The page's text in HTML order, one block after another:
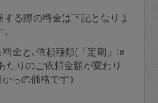
る際の料金は下記となりま
金と､依頼種類(「定期」or
たりのご依頼金額が変わり
らの価格です）